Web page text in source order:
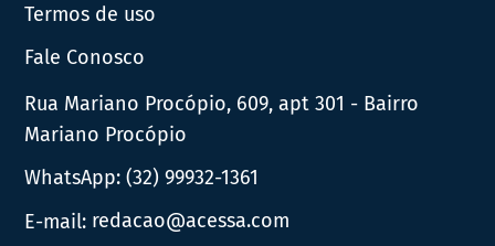
Termos de uso
Fale Conosco
Rua Mariano Procópio, 609, apt 301 - Bairro
Mariano Procópio
WhatsApp:(32) 99932-1361
E-mail: redacao@acessa.com